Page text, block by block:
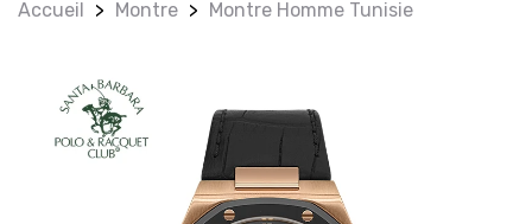
Accueil Montre Montre Homme Tunisie